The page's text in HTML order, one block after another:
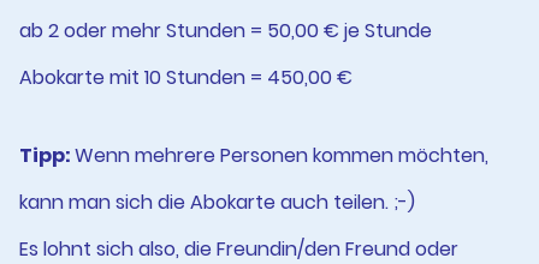
ab 2 oder mehr Stunden = 50,00 € je Stunde
Abokarte mit 10 Stunden = 450,00 €
Tipp:Wenn mehrere Personen kommen möchten,
kann man sich die Abokarte auch teilen. ;-)
Es lohnt sich also, die Freundin/den Freund oder